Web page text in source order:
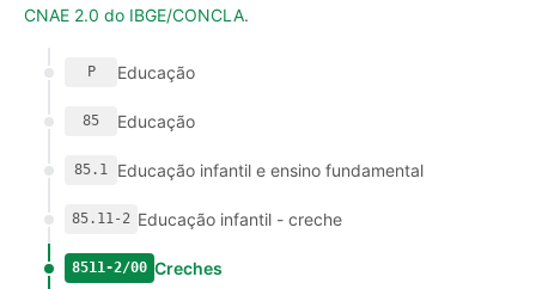
CNAE 2.0 do IBGE/CONCLA.
P Educação
85 Educação
85.1 Educação infantil e ensino fundamental
85.11-2 Educação infantil - creche
8511-2/00 Creches